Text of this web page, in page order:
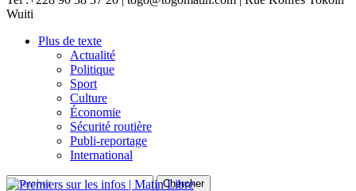
Wuiti
Plus de texte
Actualité
Politique
Sport
Culture
Économie
Sécurité routière
Publi-reportage
International